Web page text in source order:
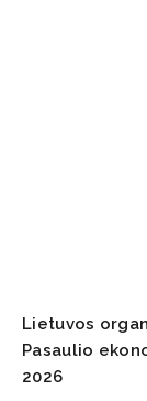
Lietuvos
Pasaulio
2026